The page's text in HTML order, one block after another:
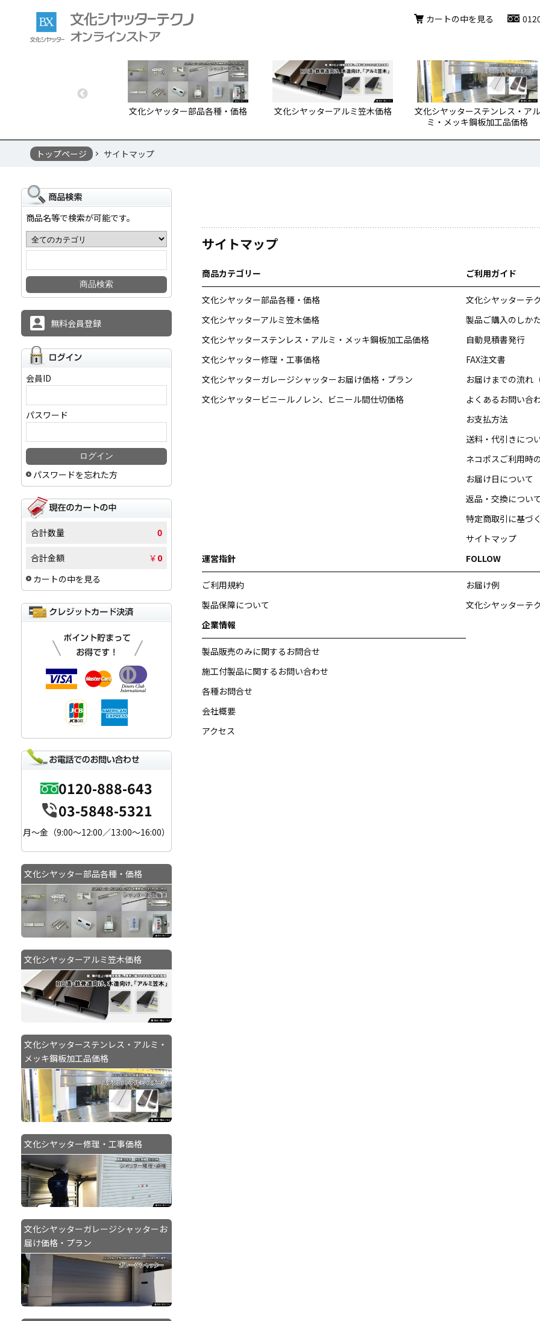
カートの中を見る
文化シヤッター部品各種・価格 文化シヤッターアルミ笠木価格
文化シヤッターステンレス・アル
ミ・メッキ鋼板加工品価格
トップページ サイトマップ
サイトマップ
商品カテゴリー
文化シヤッター部品各種・価格
文化シヤッターアルミ笠木価格
文化シヤッターステンレス・アルミ・メッキ鋼板加工品価格
文化シヤッター修理・工事価格
文化シヤッターガレージシャッターお届け価格・プラン
文化シヤッタービニールノレン、ビニール間仕切価格
ご利用ガイド
文化シヤッターテ
製品ご購入のしか
自動見積書発行
FAX注文書
お届けまでの流れ
よくあるお問い合
お支払方法
送料・代引きにつ
ネコポスご利用時
お届け日について
返品・交換について
特定商取引に基づ
サイトマップ
運営指針
ご利用規約
製品保障について
FOLLOW
お届け例
文化シヤッターテ
企業情報
製品販売のみに関するお問合せ
施工付製品に関するお問い合わせ
各種お問合せ
会社概要
アクセス
商品名等で検索が可能です。
無料会員登録
会員ID
パスワード
パスワードを忘れた方
合計数量 0
合計金額 ￥ 0
カートの中を見る
0120-888-643
03-5848-5321
月〜金（9:00〜12:00／13:00〜16:00）
文化シヤッター部品各種・価格
文化シヤッターアルミ笠木価格
文化シヤッターステンレス・アルミ・
メッキ鋼板加工品価格
文化シヤッター修理・工事価格
文化シヤッターガレージシャッターお
届け価格・プラン